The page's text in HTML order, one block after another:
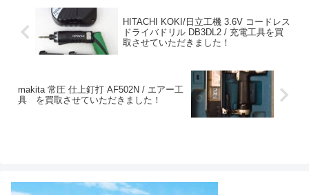
HITACHI KOKI/日立工機 3.6V コードレス
ドライバドリル DB3DL2 / 充電工具を買
取させていただきました！
makita 常圧 仕上釘打 AF502N / エアー工
具 を買取させていただきました！